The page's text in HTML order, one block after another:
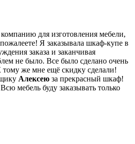
для изготовления мебели,
Я заказывала шкаф-купе в
заказа и заканчивая
не было. Все было сделано очень
тому же мне ещё скидку сделали!
Алексею за прекрасный шкаф!
мебель буду заказывать только